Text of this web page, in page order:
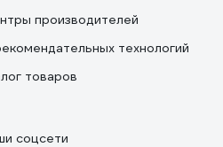
производителей
технологий
товаров
соцсети